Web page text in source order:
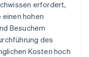
erfordert,
hohen
Besuchern
des
Kosten hoch